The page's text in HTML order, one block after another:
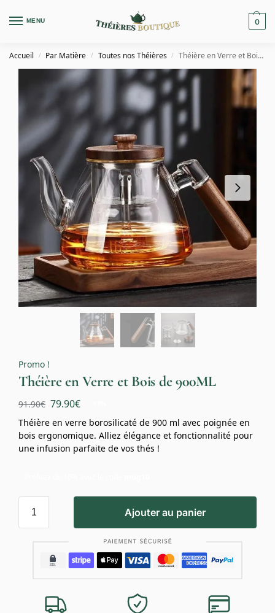
MENU 0
Accueil / Par Matière / Toutes nos Théières / Théière en Verre et Bois de 900ML
Promo !
Théière en Verre et Bois de 900ML
91.90€ 79.90€
Théière en verre borosilicaté de 900 ml avec poignée en
bois ergonomique. Alliez élégance et fonctionnalité pour
une infusion parfaite de vos thés !
Ajouter au panier